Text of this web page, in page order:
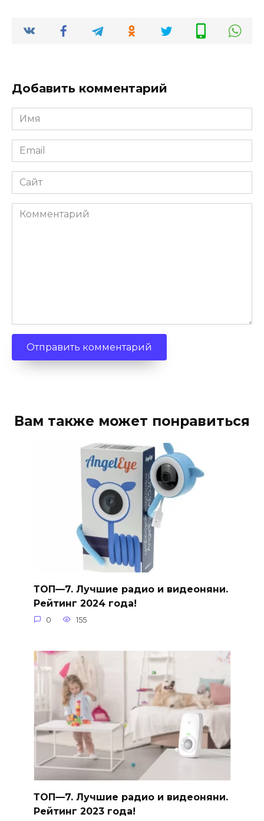
Добавить комментарий
Имя
Email
Сайт
Комментарий
Вам также может понравиться
ТОП—7. Лучшие радио и видеоняни.
Рейтинг 2024 года!
0 155
ТОП—7. Лучшие радио и видеоняни.
Рейтинг 2023 года!